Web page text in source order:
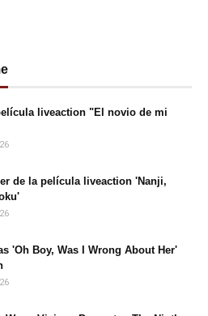
liveaction "El novio de mi
de la película liveaction 'Nanji,
'Oh Boy, Was I Wrong About Her'